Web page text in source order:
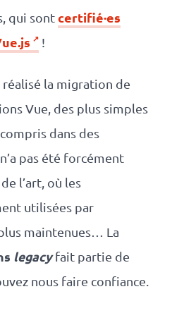
qui sontcertifié·es
!
la migration de
Vue, des plus simples
dans des
pas été forcément
l’art, où les
utilisées par
maintenues… La
legacyfait partie de
nous faire confiance.